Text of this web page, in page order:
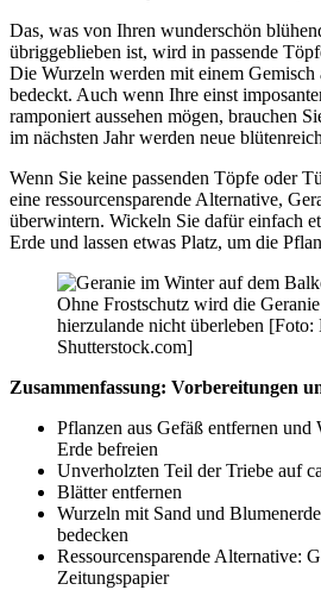
Das, was von Ihren wunderschön
übriggeblieben ist, wird in passende
Die Wurzeln werden mit einem Gemisch
bedeckt. Auch wenn Ihre einst
ramponiert aussehen mögen, brauchen
im nächsten Jahr werden neue
Wenn Sie keine passenden Töpfe oder
eine ressourcensparende Alternative,
überwintern. Wickeln Sie dafür einfach
Erde und lassen etwas Platz, um die
Ohne Frostschutz wird die
hierzulande nicht überleben [Foto:
Shutterstock.com]
Zusammenfassung: Vorbereitungen
Pflanzen aus Gefäß entfernen
Erde befreien
Unverholzten Teil der Triebe auf
Blätter entfernen
Wurzeln mit Sand und
bedecken
Ressourcensparende Alternative:
Zeitungspapier